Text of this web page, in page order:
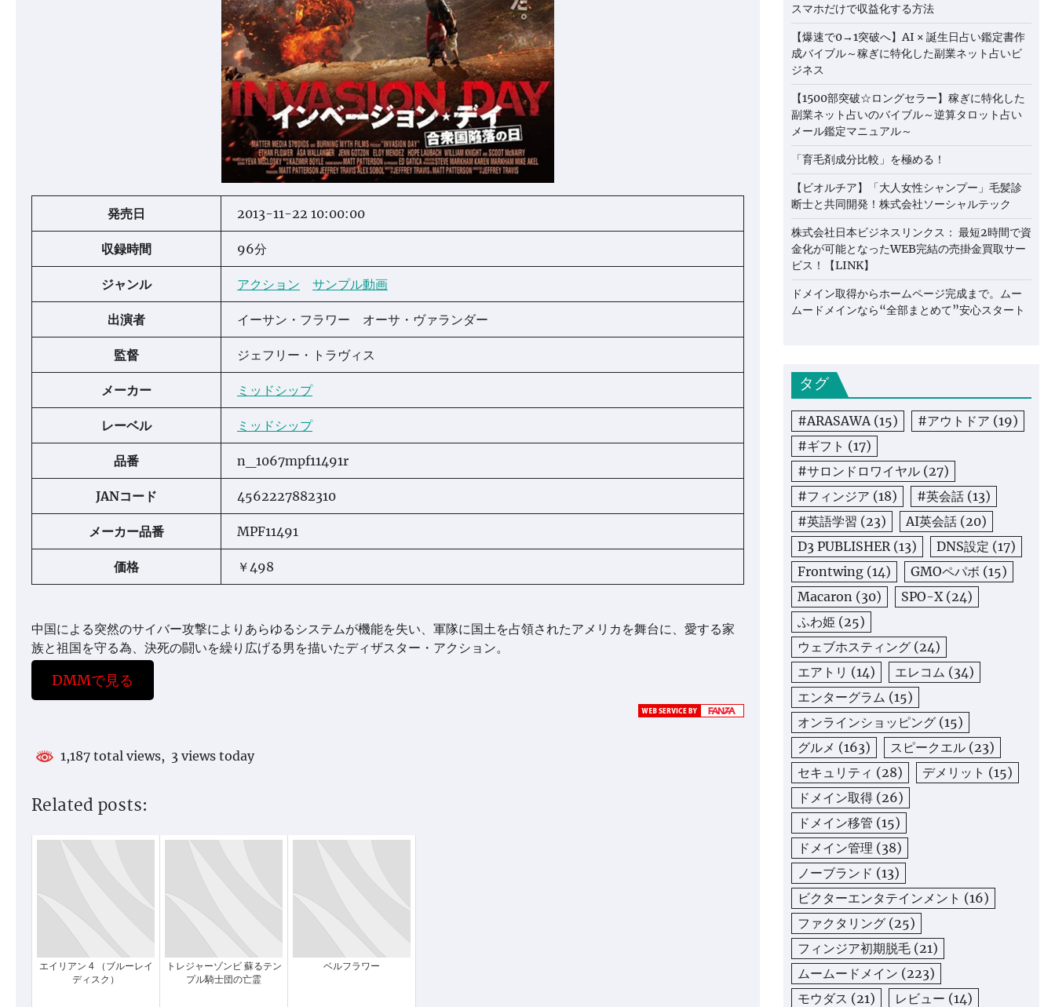
発売日 2013-11-22 10:00:00
収録時間 96分
ジャンル アクション サンプル動画
出演者 イーサン・フラワー オーサ・ヴァランダー
監督 ジェフリー・トラヴィス
メーカー ミッドシップ
レーベル ミッドシップ
品番 n_1067mpf11491r
JANコード 4562227882310
メーカー品番 MPF11491
価格 ￥498
中国による突然のサイバー攻撃によりあらゆるシステムが機能を失い、軍隊に国土を占領されたアメリカを舞台に、愛する家
族と祖国を守る為、決死の闘いを繰り広げる男を描いたディザスター・アクション。
DMMで見る
1,187 total views, 3 views today
Related posts:
エイリアン 4 （ブルーレイ
ディスク）
トレジャーゾンビ 蘇るテン
プル騎士団の亡霊
ベルフラワー
スマホだけで収益化する方法
【爆速で0→1突破へ】AI × 誕生日占い鑑定書作
成バイブル～稼ぎに特化した副業ネット占いビ
ジネス
【1500部突破☆ロングセラー】稼ぎに特化した
副業ネット占いのバイブル～逆算タロット占い
メール鑑定マニュアル～
「育毛剤成分比較」を極める！
【ビオルチア】「大人女性シャンプー」毛髪診
断士と共同開発！株式会社ソーシャルテック
株式会社日本ビジネスリンクス： 最短2時間で資
金化が可能となったWEB完結の売掛金買取サー
ビス！【LINK】
ドメイン取得からホームページ完成まで。ムー
ムードメインなら“全部まとめて”安心スタート
タグ
#ARASAWA(15) #アウトドア (19)
#ギフト (17)
#サロンドロワイヤル (27)
#フィンジア (18) #英会話 (13)
#英語学習 (23) AI英会話 (20)
D3 PUBLISHER(13) DNS設定 (17)
Frontwing (14) GMOペパボ (15)
Macaron (30) SPO-X(24)
ふわ姫 (25)
ウェブホスティング (24)
エアトリ (14) エレコム (34)
エンターグラム (15)
オンラインショッピング (15)
グルメ (163) スピークエル (23)
セキュリティ (28) デメリット (15)
ドメイン取得 (26)
ドメイン移管 (15)
ドメイン管理 (38)
ノーブランド (13)
ビクターエンタテインメント (16)
ファクタリング (25)
フィンジア初期脱毛 (21)
ムームードメイン (223)
モウダス (21) レビュー (14)